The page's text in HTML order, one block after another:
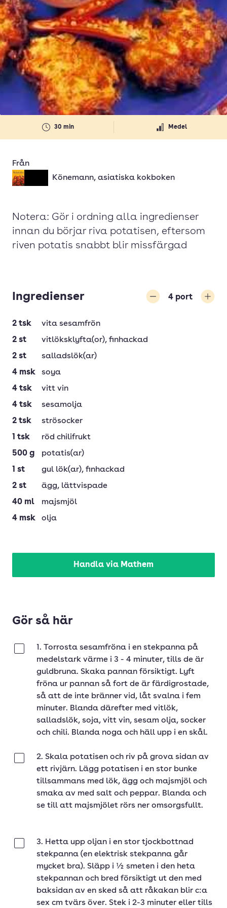
30 min Medel
Från
Könemann, asiatiska kokboken
Notera: Gör i ordning alla ingredienser
innan du börjar riva potatisen, eftersom
riven potatis snabbt blir missfärgad
Ingredienser 4 port
2 tsk
vita sesamfrön
2 st vitlöksklyfta(or), finhackad
2 st
salladslök(ar)
4 msk
soya
4 tsk
vitt vin
4 tsk
sesamolja
2 tsk
strösocker
1 tsk
röd chilifrukt
500 g
potatis(ar)
1 st gul lök(ar), finhackad
2 st ägg, lättvispade
40 ml
majsmjöl
4 msk olja
Handla via Mathem
Gör så här
1. Torrosta sesamfröna i en stekpanna på
medelstark värme i 3 - 4 minuter, tills de är
guldbruna. Skaka pannan försiktigt. Lyft
fröna ur pannan så fort de är färdigrostade,
så att de inte bränner vid, låt svalna i fem
minuter. Blanda därefter med vitlök,
salladslök, soja, vitt vin, sesam olja, socker
och chili. Blanda noga och häll upp i en skål.
2. Skala potatisen och riv på grova sidan av
ett rivjärn. Lägg potatisen i en stor bunke
tillsammans med lök, ägg och majsmjöl och
smaka av med salt och peppar. Blanda och
se till att majsmjölet rörs ner omsorgsfullt.
3. Hetta upp oljan i en stor tjockbottnad
stekpanna (en elektrisk stekpanna går
mycket bra). Släpp i ½ smeten i den heta
stekpannan och bred försiktigt ut den med
baksidan av en sked så att råkakan blir c:a
sex cm tvärs över. Stek i 2-3 minuter eller tills